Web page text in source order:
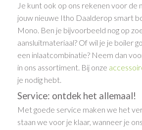
Je kunt ook op ons rekenen voor de
jouw nieuwe Itho Daalderop smart
Mono. Ben je bijvoorbeeld nog op
aansluitmateriaal? Of wil je je boiler
een inlaatcombinatie? Neem dan
in ons assortiment. Bij onze
je nodig hebt.
Service: ontdek het allemaal!
Met goede service maken we het
staan we voor je klaar, wanneer je